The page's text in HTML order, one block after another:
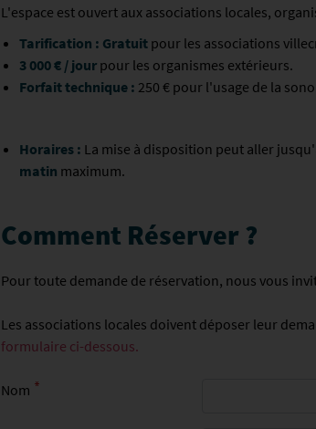
L'espace est ouvert aux associations locales,
Tarification : Gratuit pour les associations
3 000 € / jour pour les organismes extérieurs.
Forfait technique : 250 € pour l'usage de la
Horaires : La mise à disposition peut aller
matin maximum.
Comment Réserver ?
Pour toute demande de réservation, nous vous
Les associations locales doivent déposer leur
formulaire ci-dessous.
Nom